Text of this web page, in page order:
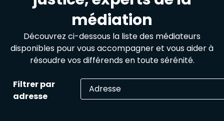
médiation
Découvrez ci-dessous la liste des médiateurs
disponibles pour vous accompagner et vous aider à
résoudre vos différends en toute sérénité.
Filtrer par
adresse